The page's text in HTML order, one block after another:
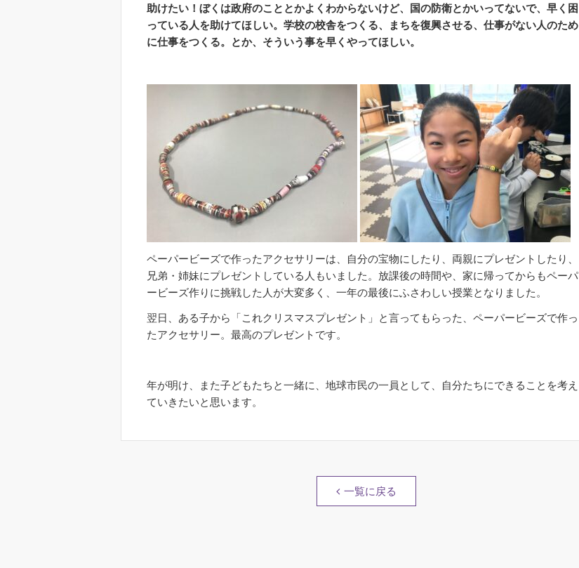
助けたい！ぼくは政府のこととかよくわからないけど、国の防衛とかいってないで、早く困
っている人を助けてほしい。学校の校舎をつくる、まちを復興させる、仕事がない人のため
に仕事をつくる。とか、そういう事を早くやってほしい。
ペーパービーズで作ったアクセサリーは、自分の宝物にしたり、両親にプレゼントしたり、
兄弟・姉妹にプレゼントしている人もいました。放課後の時間や、家に帰ってからもペーパ
ービーズ作りに挑戦した人が大変多く、一年の最後にふさわしい授業となりました。
翌日、ある子から「これクリスマスプレゼント」と言ってもらった、ペーパービーズで作っ
たアクセサリー。最高のプレゼントです。
年が明け、また子どもたちと一緒に、地球市民の一員として、自分たちにできることを考え
ていきたいと思います。
一覧に戻る